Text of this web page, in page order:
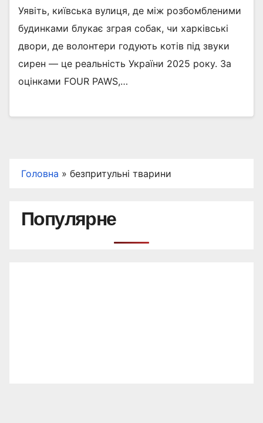
Уявіть, київська вулиця, де між розбомбленими
будинками блукає зграя собак, чи харківські
двори, де волонтери годують котів під звуки
сирен — це реальність України 2025 року. За
оцінками FOUR PAWS,…
Головна » безпритульні тварини
Популярне